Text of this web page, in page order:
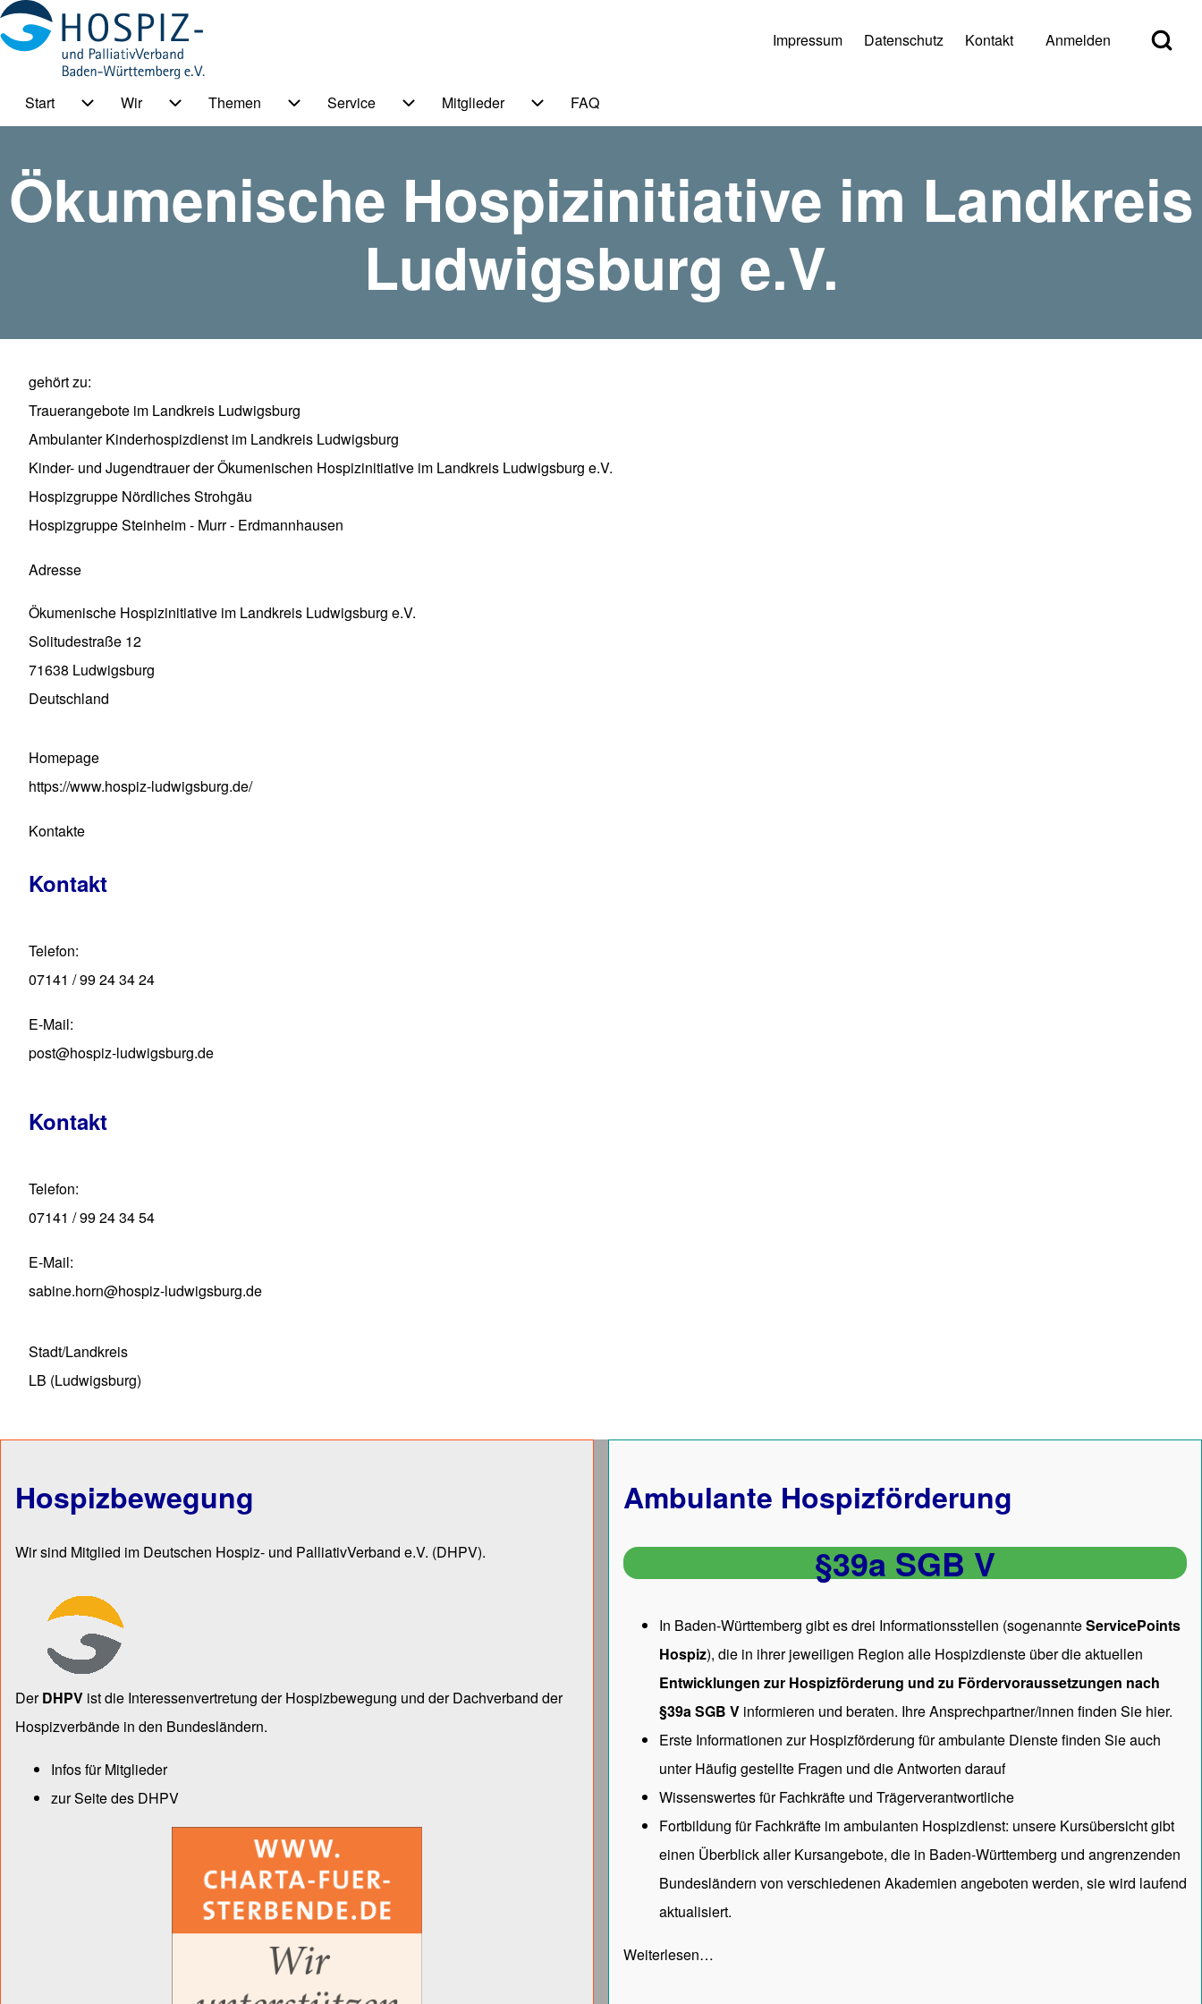
Suche Schließen
Open Search
User account menu
Impressum Datenschutz Kontakt Anmelden
HPV BW Hauptmenu
Start Wir Themen
Unternavigation von Themen
Service
Unternavigation von Service
Mitglieder FAQ
Ökumenische Hospizinitiative im Landkreis
Ludwigsburg e.V.
gehört zu
Trauerangebote im Landkreis Ludwigsburg
Ambulanter Kinderhospizdienst im Landkreis Ludwigsburg
Kinder- und Jugendtrauer der Ökumenischen Hospizinitiative im Landkreis Ludwigsburg e.V.
Hospizgruppe Nördliches Strohgäu
Hospizgruppe Steinheim - Murr - Erdmannhausen
Adresse
Ökumenische Hospizinitiative im Landkreis Ludwigsburg e.V.
Solitudestraße 12
71638 Ludwigsburg
Deutschland
Homepage
https://www.hospiz-ludwigsburg.de/
Kontakte
Kontakt
Telefon
07141 / 99 24 34 24
E-Mail
post@hospiz-ludwigsburg.de
Kontakt
Telefon
07141 / 99 24 34 54
E-Mail
sabine.horn@hospiz-ludwigsburg.de
Stadt/Landkreis
LB (Ludwigsburg)
Hospizbewegung
Wir sind Mitglied im Deutschen Hospiz- und PalliativVerband e.V. (DHPV).
DerDHPV ist die Inter­essen­ver­tre­tung der Hospiz­bewegung und der Dach­verband der
Hospiz­verbände in den Bun­des­län­dern.
Infos für Mitglieder
zur Seite des DHPV
Ambulante Hospizförderung
§39a SGB V
In Baden-Württemberg gibt es drei Informationsstellen (sogenannteServicePoints
Hospiz), die in ihrer jeweiligen Region alle Hospizdienste über die aktuellen
Entwicklungen zur Hospizförderung und zu Fördervoraussetzungen nach
§39a SGB V informieren und beraten. Ihre Ansprechpartner/innen finden Sie hier.
Erste Informationen zur Hospizförderung für ambulante Dienste finden Sie auch
unterHäufig gestellte Fragen und die Antworten darauf
Wissenswertes für Fachkräfte und Trägerverantwortliche
Fortbildung für Fachkräfte im ambulanten Hospizdienst: unsere Kursübersichtgibt
einen Überblick aller Kursangebote, die in Baden-Württemberg und angrenzenden
Bundesländern von verschiedenen Akademien angeboten werden, sie wird laufend
aktualisiert.
Weiterlesen…